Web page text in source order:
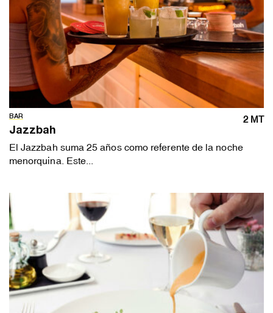
BAR 2 MT
Jazzbah
El Jazzbah suma 25 años como referente de la noche
menorquina. Este...